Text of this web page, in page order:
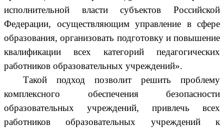
исполнительной власти субъектов Российской
Федерации, осуществляющим управление в сфере
образования, организовать подготовку и повышение
квалификации всех категорий педагогических
работников образовательных учреждений».
Такой подход позволит решить проблему
комплексного обеспечения безопасности
образовательных учреждений, привлечь всех
работников образовательных учреждений к